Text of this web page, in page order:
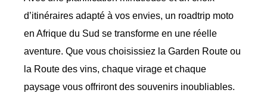
d’itinéraires adapté à vos envies, un roadtrip moto
en Afrique du Sud se transforme en une réelle
aventure. Que vous choisissiez la Garden Route ou
la Route des vins, chaque virage et chaque
paysage vous offriront des souvenirs inoubliables.